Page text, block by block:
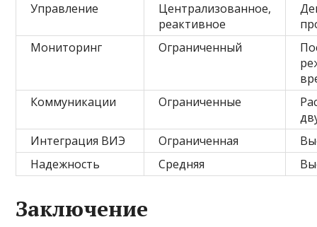
Управление
Централизованное,
реактивное
Мониторинг
Ограниченный
Коммуникации
Ограниченные
Интеграция ВИЭ
Ограниченная
Надежность
Средняя
Заключение